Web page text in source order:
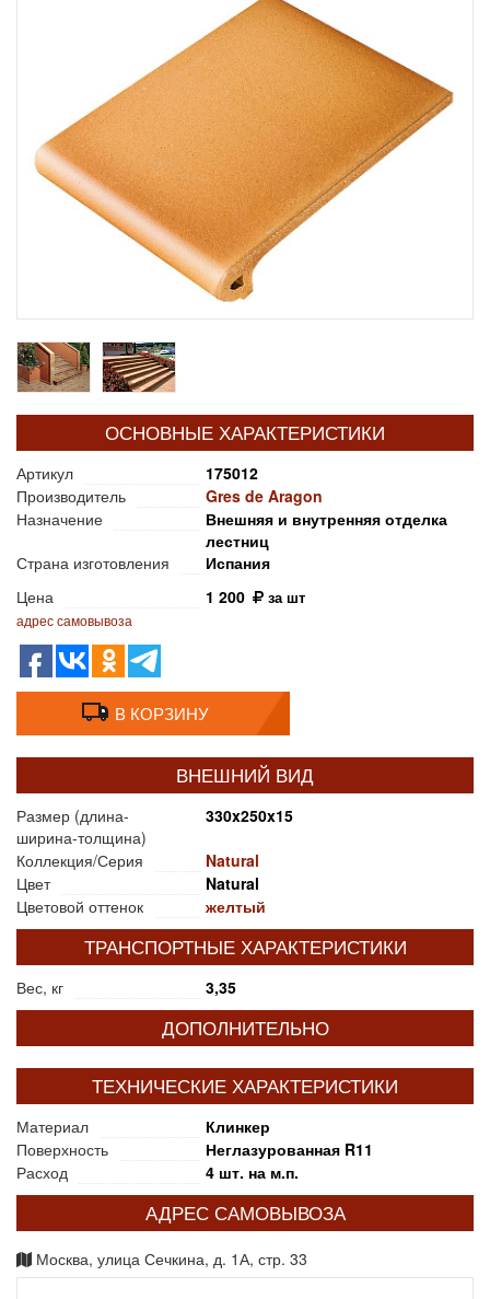
ОСНОВНЫЕ ХАРАКТЕРИСТИКИ
Артикул
175012
Производитель
Gres de Aragon
Назначение
Внешняя и внутренняя отделка
лестниц
Страна изготовления
Испания
Цена
1 200 за шт
адрес самовывоза
В КОРЗИНУ
ВНЕШНИЙ ВИД
Размер (длина-
ширина-толщина)
330x250x15
Коллекция/Серия
Natural
Цвет
Natural
Цветовой оттенок
желтый
ТРАНСПОРТНЫЕ ХАРАКТЕРИСТИКИ
Вес, кг 3,35
ДОПОЛНИТЕЛЬНО
ТЕХНИЧЕСКИЕ ХАРАКТЕРИСТИКИ
Материал
Клинкер
Поверхность
Неглазурованная R11
Расход
4 шт. на м.п.
АДРЕС САМОВЫВОЗА
Москва, улица Сечкина, д. 1А, стр. 33